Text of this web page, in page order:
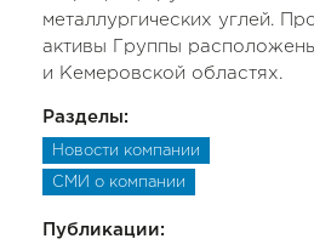
металлургических углей.
активы Группы
и Кемеровской областях.
Разделы:
Новости компании
СМИ о компании
Публикации: